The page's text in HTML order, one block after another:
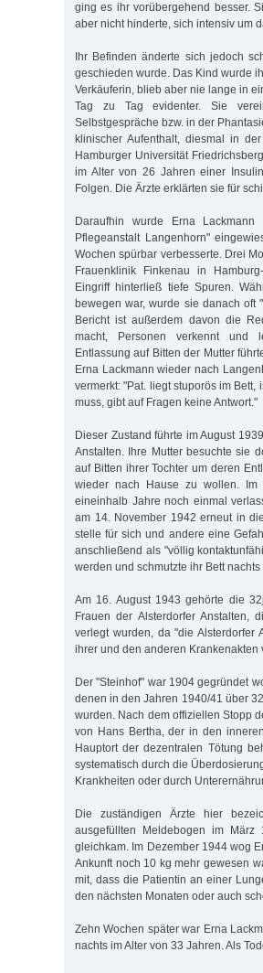
ging es ihr vorübergehend besser.
aber nicht hinderte, sich intensiv um
Ihr Befinden änderte sich jedoch
geschieden wurde. Das Kind wurde
Verkäuferin, blieb aber nie lange in
Tag zu Tag evidenter. Sie
Selbstgespräche bzw. in der
klinischer Aufenthalt, diesmal in
Hamburger Universität
im Alter von 26 Jahren einer
Folgen. Die Ärzte erklärten sie für
Daraufhin wurde Erna
Pflegeanstalt Langenhorn"
Wochen spürbar verbesserte. Drei
Frauenklinik Finkenau in
Eingriff hinterließ tiefe Spuren.
bewegen war, wurde sie danach oft
Bericht ist außerdem davon die
macht, Personen verkennt und
Entlassung auf Bitten der Mutter
Erna Lackmann wieder nach
vermerkt: "Pat. liegt stuporös im
muss, gibt auf Fragen keine Antwort."
Dieser Zustand führte im August
Anstalten. Ihre Mutter besuchte sie
auf Bitten ihrer Tochter um deren
wieder nach Hause zu wollen.
eineinhalb Jahre noch einmal
am 14. November 1942 erneut in
stelle für sich und andere eine
anschließend als "völlig
werden und schmutzte ihr Bett
Am 16. August 1943 gehörte die
Frauen der Alsterdorfer Anstalten,
verlegt wurden, da "die Alsterdorfer
ihrer und den anderen Krankenakten
Der "Steinhof" war 1904 gegründet
denen in den Jahren 1940/41 über
wurden. Nach dem offiziellen Stopp
von Hans Bertha, der in den
Hauptort der dezentralen Tötung
systematisch durch die
Krankheiten oder durch
Die zuständigen Ärzte hier
ausgefüllten Meldebogen im März
gleichkam. Im Dezember 1944 wog
Ankunft noch 10 kg mehr gewesen
mit, dass die Patientin an einer
den nächsten Monaten oder auch
Zehn Wochen später war Erna
nachts im Alter von 33 Jahren. Als